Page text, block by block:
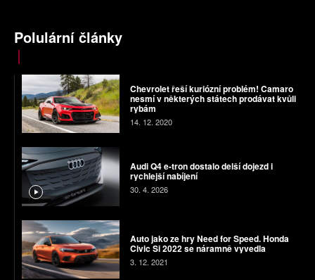
Polulární články
Chevrolet řeší kuriózní problém! Camaro
nesmí v některých státech prodávat kvůli
rybám
14. 12. 2020
Audi Q4 e-tron dostalo delší dojezd i
rychlejší nabíjení
30. 4. 2026
Auto jako ze hry Need for Speed. Honda
Civic Si 2022 se náramně vyvedla
3. 12. 2021